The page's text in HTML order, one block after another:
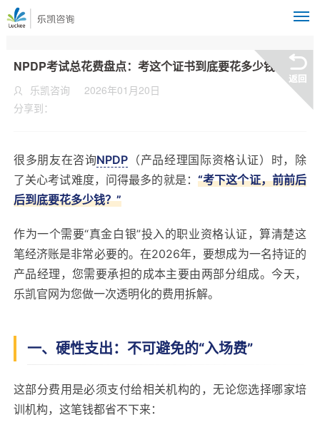
NPDP考试总花费盘点：考这个证书到底要花多少钱？
乐凯咨询
2026年01月20日
分享到：
很多朋友在咨询NPDP （产品经理国际资格认证）时，除
了关心考试难度，问得最多的就是： “考下这个证，前前后
后到底要花多少钱？”
作为一个需要“真金白银”投入的职业资格认证，算清楚这
笔经济账是非常必要的。在2026年，要想成为一名持证的
产品经理，您需要承担的成本主要由两部分组成。今天，
乐凯官网为您做一次透明化的费用拆解。
一、硬性支出：不可避免的“入场费”
这部分费用是必须支付给相关机构的，无论您选择哪家培
训机构，这笔钱都省不下来：